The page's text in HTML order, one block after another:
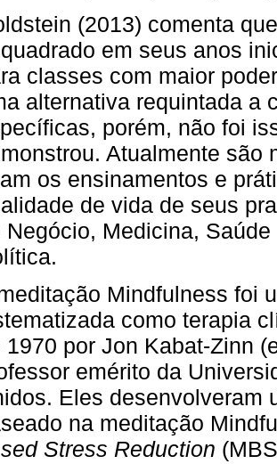
(2013) comenta
em seus anos
classes com maior
alternativa requintada a
porém, não foi
Atualmente são
os ensinamentos e
de vida de seus
Negócio, Medicina,
Mindfulness foi
como terapia
1970 por Jon Kabat-Zinn
emérito da
Eles desenvolveram
na meditação
Stress Reduction